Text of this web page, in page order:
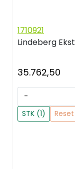
1710921
Lindeberg
35.762,50
-
STK (1) Reset